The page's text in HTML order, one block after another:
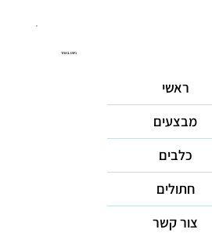
ניווט באתר
ראשי
מבצעים
כלבים
חתולים
צור קשר